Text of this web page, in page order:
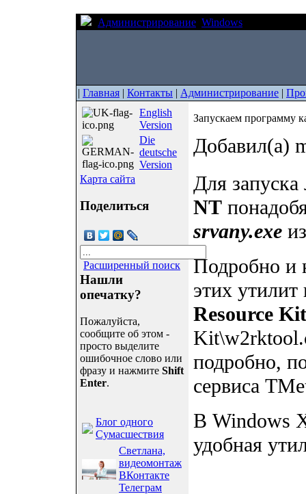
Администрирование Windows
| Главная | Контакты | Администрирование |
English
Version
Die
deutsche
Version
Карта сайта
Поделиться
Расширенный поиск
Нашли
опечатку?
Пожалуйста,
сообщите об этом -
просто выделите
ошибочное слово или
фразу и нажмите Shift
Enter.
Блог одного
Сумасшествия
Светлана,
видеомонтаж
ВКонтакте
Телеграм
Запускаем программу
Добавил(а)
Для
NT
srvany.exe
Подробно и
этих утилит
Resource Kit
подробно,
сервиса
В Windows
удобная